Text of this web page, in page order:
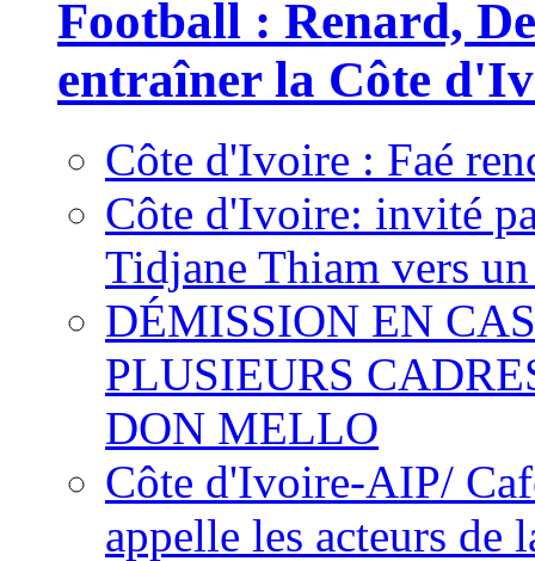
Football : Renard,
entraîner la Côte
Côte d'Ivoire : Faé
Côte d'Ivoire: invité
Tidjane Thiam vers
DÉMISSION EN
PLUSIEURS
DON MELLO
Côte d'Ivoire-AIP/
appelle les acteurs de